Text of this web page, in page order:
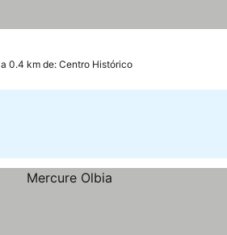
a 0.4 km de: Centro Histórico